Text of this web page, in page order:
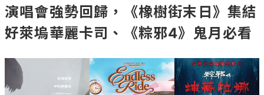
演唱會強勢回歸，《橡樹街末日》集結
好萊塢華麗卡司、《粽邪4》鬼月必看